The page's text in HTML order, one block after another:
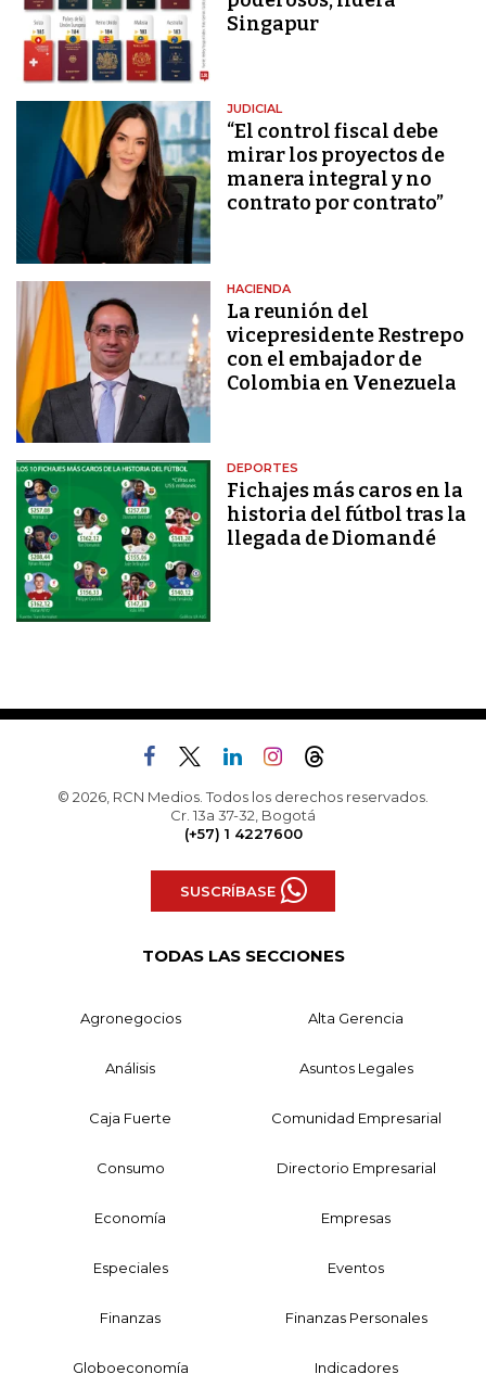
Singapur
JUDICIAL
“El control fiscal debe
mirar los proyectos de
manera integral y no
contrato por contrato”
HACIENDA
La reunión del
vicepresidente Restrepo
con el embajador de
Colombia en Venezuela
DEPORTES
Fichajes más caros en la
historia del fútbol tras la
llegada de Diomandé
© 2026, RCN Medios. Todos los derechos reservados.
Cr. 13a 37-32, Bogotá
(+57) 1 4227600
SUSCRÍBASE
TODAS LAS SECCIONES
Agronegocios Alta Gerencia
Análisis Asuntos Legales
Caja Fuerte Comunidad Empresarial
Consumo Directorio Empresarial
Economía Empresas
Especiales Eventos
Finanzas Finanzas Personales
Globoeconomía Indicadores